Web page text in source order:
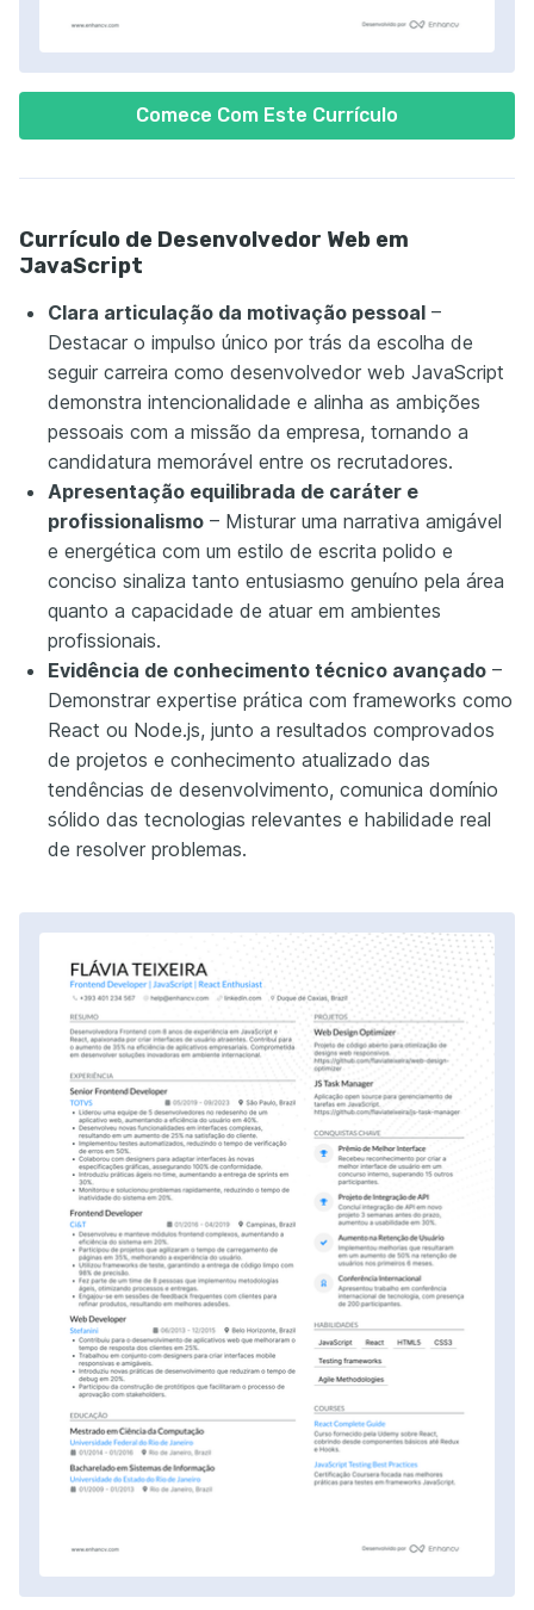
Comece Com Este Currículo
Currículo de Desenvolvedor Web em
JavaScript
Clara articulação da motivação pessoal –
Destacar o impulso único por trás da escolha de
seguir carreira como desenvolvedor web JavaScript
demonstra intencionalidade e alinha as ambições
pessoais com a missão da empresa, tornando a
candidatura memorável entre os recrutadores.
Apresentação equilibrada de caráter e
profissionalismo – Misturar uma narrativa amigável
e energética com um estilo de escrita polido e
conciso sinaliza tanto entusiasmo genuíno pela área
quanto a capacidade de atuar em ambientes
profissionais.
Evidência de conhecimento técnico avançado –
Demonstrar expertise prática com frameworks como
React ou Node.js, junto a resultados comprovados
de projetos e conhecimento atualizado das
tendências de desenvolvimento, comunica domínio
sólido das tecnologias relevantes e habilidade real
de resolver problemas.